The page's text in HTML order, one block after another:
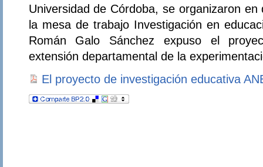
Universidad de Córdoba, se organizaron
la mesa de trabajo Investigación en
Román Galo Sánchez expuso el
extensión departamental de la
El proyecto de investigación educativa